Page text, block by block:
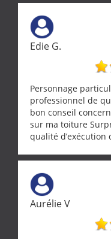
Edie G.
Personnage
professionnel de
bon conseil
sur ma toiture
qualité d’exécution
Aurélie V